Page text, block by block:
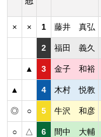
× × 1 藤井 真弘
2 福田 義久
▲ 3 金子 和裕
▲ 4 木村 悦教
◎ ○ 5 牛沢 和彦
○ △ 6 間中 大輔